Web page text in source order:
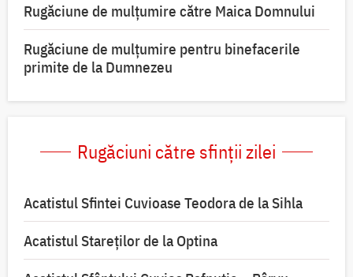
Rugăciune de mulţumire către Maica Domnului
Rugăciune de mulțumire pentru binefacerile
primite de la Dumnezeu
Rugăciuni către sfinții zilei
Acatistul Sfintei Cuvioase Teodora de la Sihla
Acatistul Stareţilor de la Optina